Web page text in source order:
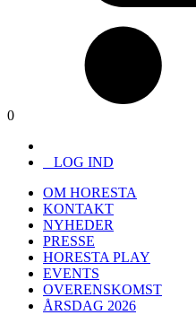
0
LOG IND
OM HORESTA
KONTAKT
NYHEDER
PRESSE
HORESTA PLAY
EVENTS
OVERENSKOMST
ÅRSDAG 2026